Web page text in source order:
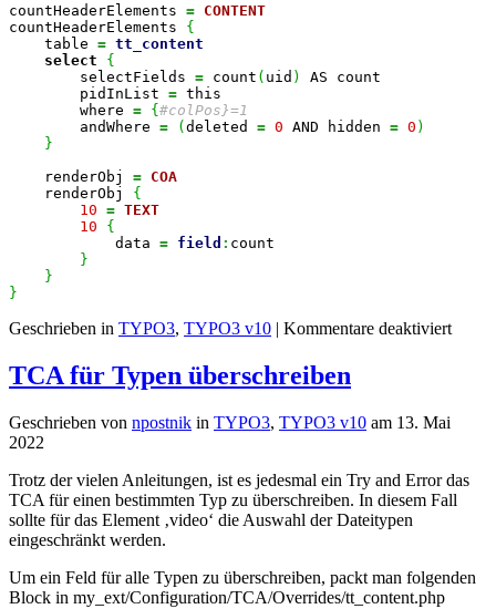
countHeaderElements = CONTENT
countHeaderElements {
    table
= tt_content
select
{
        selectFields
= count ( uid )
AS count
        pidInList
= this
        where
= {#colPos}=1
        andWhere
= (deleted = 0 AND hidden = 0 )
}
    renderObj
= COA
    renderObj
{
10 = TEXT
10
{
            data
= field : count
}
}
}
Geschrieben in TYPO3, TYPO3 v10 | Kommentare deaktiviertfür
TCA für Typen überschreiben
Geschrieben von npostnik in TYPO3, TYPO3 v10 am 13. Mai
2022
Trotz der vielen Anleitungen, ist es jedesmal ein Try and Error das
TCA für einen bestimmten Typ zu überschreiben. In diesem Fall
sollte für das Element ‚video‘ die Auswahl der Dateitypen
eingeschränkt werden.
Um ein Feld für alle Typen zu überschreiben, packt man folgenden
Block in my_ext/Configuration/TCA/Overrides/tt_content.php